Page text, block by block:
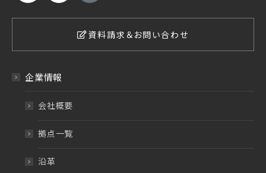
資料請求＆お問い合わせ
企業情報
会社概要
拠点一覧
沿革